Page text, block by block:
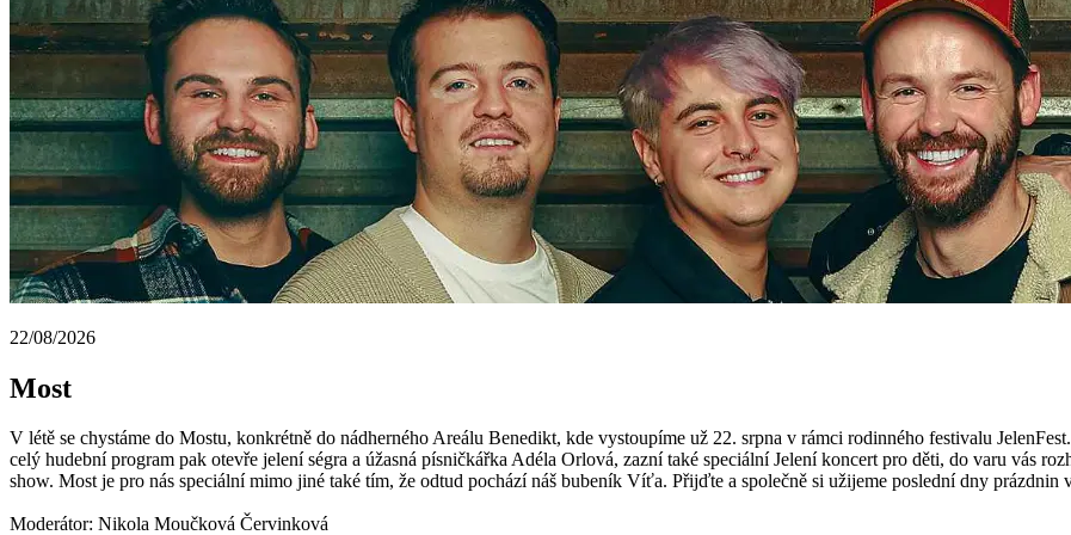
22/08/2026
Most
V létě se chystáme do Mostu, konkrétně do nádherného Areálu Benedikt, kde vystoupíme už 22. srpna v rámci rodinného festivalu
celý hudební program pak otevře jelení ségra a úžasná písničkářka Adéla Orlová, zazní také speciální Jelení koncert pro děti, do varu vás
show. Most je pro nás speciální mimo jiné také tím, že odtud pochází náš bubeník Víťa. Přijďte a společně si užijeme poslední dny prázdnin
Moderátor: Nikola Moučková Červinková